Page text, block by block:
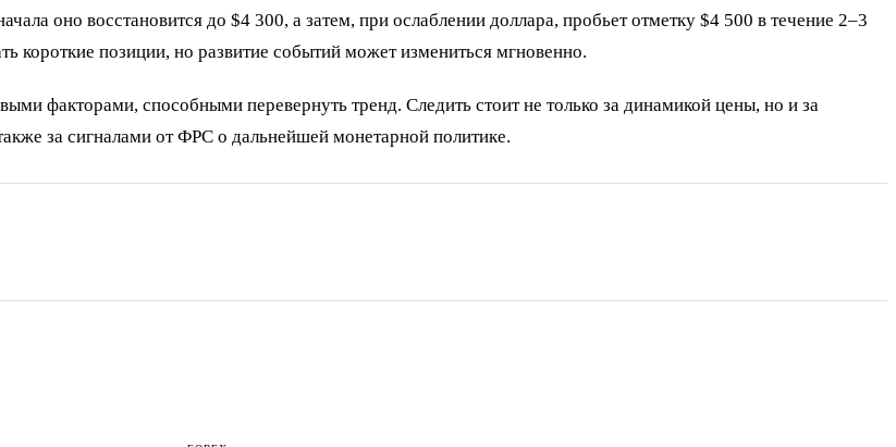
оно восстановится до $4 300, а затем, при ослаблении доллара, пробьет отметку $4 500 в течение 2–3
короткие позиции, но развитие событий может измениться мгновенно.
факторами, способными перевернуть тренд. Следить стоит не только за динамикой цены, но и за
за сигналами от ФРС о дальнейшей монетарной политике.